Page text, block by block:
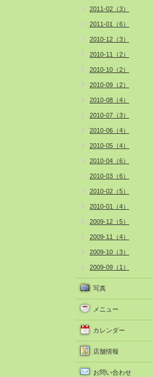
2011-02（3）
2011-01（6）
2010-12（3）
2010-11（2）
2010-10（2）
2010-09（2）
2010-08（4）
2010-07（3）
2010-06（4）
2010-05（4）
2010-04（6）
2010-03（6）
2010-02（5）
2010-01（4）
2009-12（5）
2009-11（4）
2009-10（3）
2009-09（1）
写真
メニュー
カレンダー
店舗情報
お問い合わせ